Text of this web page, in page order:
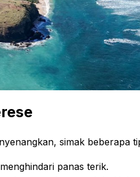
simak beberapa
panas terik.